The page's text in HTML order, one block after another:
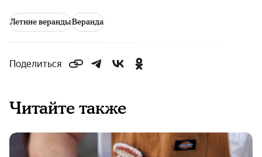
Летние верандыВеранда
Поделиться
Читайте также